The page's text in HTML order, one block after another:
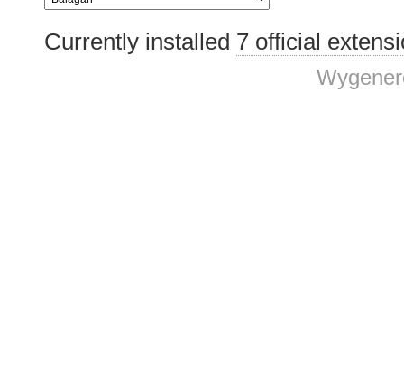
Currently installed 7 official